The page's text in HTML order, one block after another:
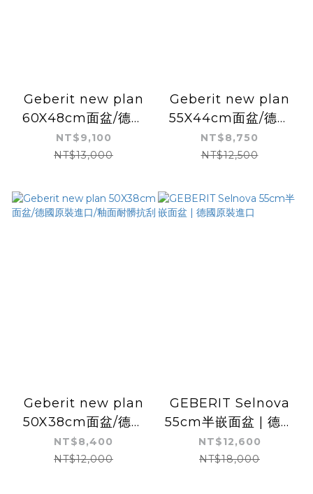
Geberit new plan
60X48cm面盆/德國
原裝進口/釉面耐髒抗
刮
NT$9,100
NT$13,000
Geberit new plan
55X44cm面盆/德國
原裝進口/釉面耐髒抗
刮
NT$8,750
NT$12,500
Geberit new plan
50X38cm面盆/德國
原裝進口/釉面耐髒抗
刮
NT$8,400
NT$12,000
GEBERIT Selnova
55cm半嵌面盆 | 德國
原裝進口
NT$12,600
NT$18,000